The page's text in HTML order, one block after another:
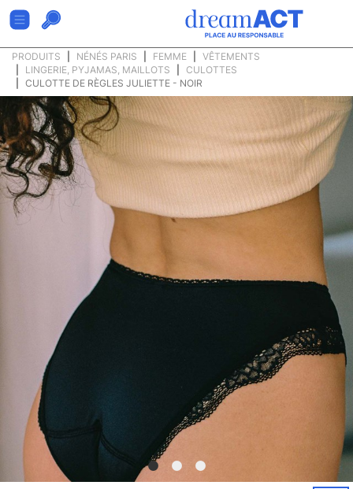
PRODUITS NÉNÉS PARIS FEMME
VÊTEMENTS
LINGERIE, PYJAMAS, MAILLOTS
CULOTTES
CULOTTE DE RÈGLES JULIETTE - NOIR